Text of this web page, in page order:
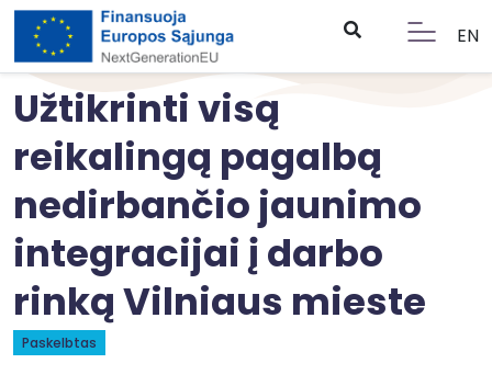
EN
Užtikrinti visą
reikalingą pagalbą
nedirbančio jaunimo
integracijai į darbo
rinką Vilniaus mieste
Paskelbtas